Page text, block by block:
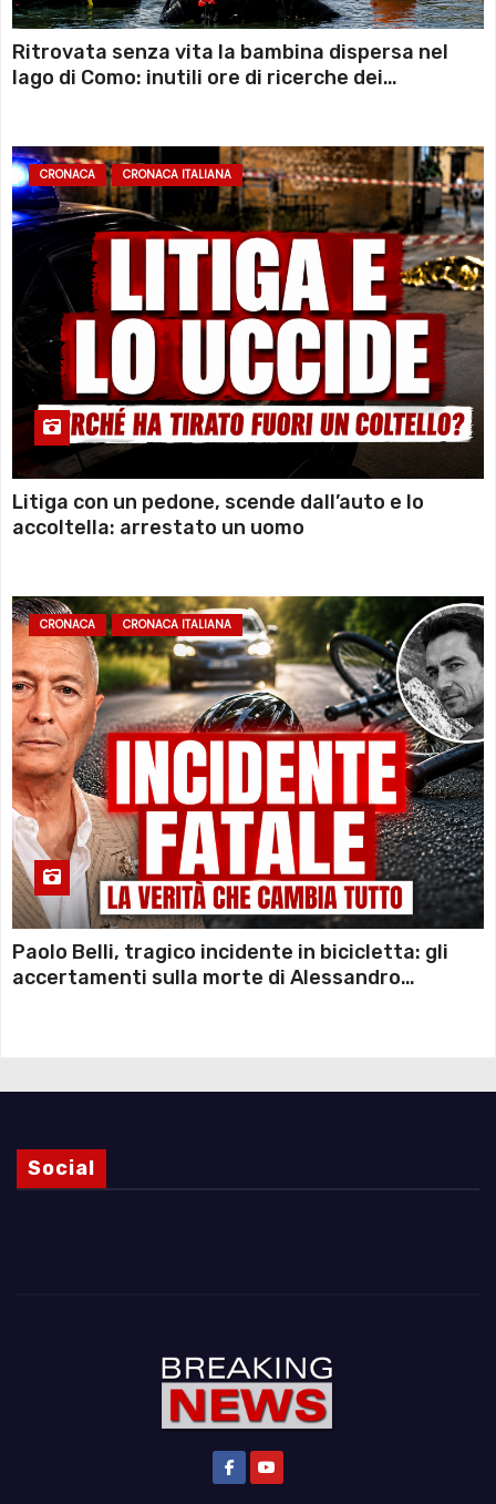
Ritrovata senza vita la bambina dispersa nel
lago di Como: inutili ore di ricerche dei
CRONACA CRONACA ITALIANA
Litiga con un pedone, scende dall’auto e lo
accoltella: arrestato un uomo
CRONACA CRONACA ITALIANA
Paolo Belli, tragico incidente in bicicletta: gli
accertamenti sulla morte di Alessandro
Social